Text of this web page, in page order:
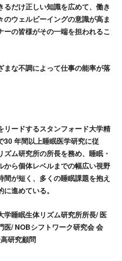
だけ正しい知識を広めて、働き
ウェルビーイングの意識が高ま
の皆様がその一端を担われるこ
な不調によって仕事の能率が落
ードするスタンフォード大学精
30 年間以上睡眠医学研究に従
ム研究所の所長を務め、睡眠・
ら個体レベルまでの幅広い視野
が短く、多くの睡眠課題を抱え
進めている。
学睡眠生体リズム研究所所長/ 医
医/ NOBシフトワーク研究会 会
研究顧問